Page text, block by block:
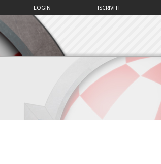
ISCRIVITI
LOGIN